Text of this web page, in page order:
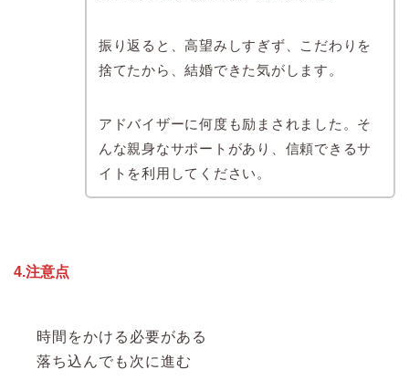
振り返ると、高望みしすぎず、こだわりを
捨てたから、結婚できた気がします。
アドバイザーに何度も励まされました。そ
んな親身なサポートがあり、信頼できるサ
イトを利用してください。
4.注意点
時間をかける必要がある
落ち込んでも次に進む